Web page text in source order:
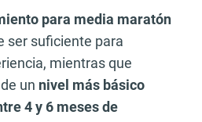
para media maratón
ser suficiente para
mientras que
un nivel más básico
4 y 6 meses de